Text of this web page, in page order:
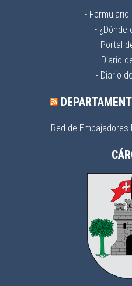
-
- ¿Dónde
- Portal
- Diario
- Diario
Red de